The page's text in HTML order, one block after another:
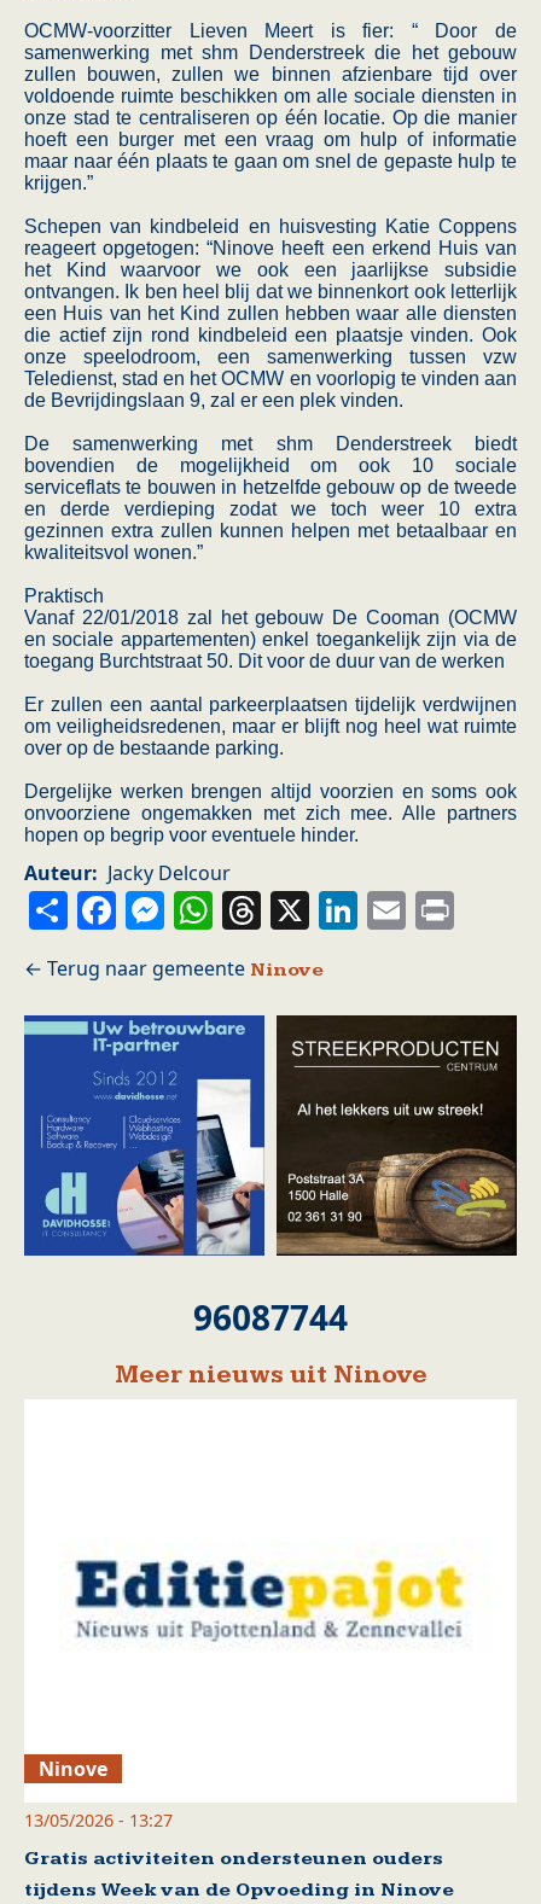
OCMW-voorzitter Lieven Meert is fier: “ Door de
samenwerking met shm Denderstreek die het gebouw
zullen bouwen, zullen we binnen afzienbare tijd over
voldoende ruimte beschikken om alle sociale diensten in
onze stad te centraliseren op één locatie. Op die manier
hoeft een burger met een vraag om hulp of informatie
maar naar één plaats te gaan om snel de gepaste hulp te
krijgen.”
Schepen van kindbeleid en huisvesting Katie Coppens
reageert opgetogen: “Ninove heeft een erkend Huis van
het Kind waarvoor we ook een jaarlijkse subsidie
ontvangen. Ik ben heel blij dat we binnenkort ook letterlijk
een Huis van het Kind zullen hebben waar alle diensten
die actief zijn rond kindbeleid een plaatsje vinden. Ook
onze speelodroom, een samenwerking tussen vzw
Teledienst, stad en het OCMW en voorlopig te vinden aan
de Bevrijdingslaan 9, zal er een plek vinden.
De samenwerking met shm Denderstreek biedt
bovendien de mogelijkheid om ook 10 sociale
serviceflats te bouwen in hetzelfde gebouw op de tweede
en derde verdieping zodat we toch weer 10 extra
gezinnen extra zullen kunnen helpen met betaalbaar en
kwaliteitsvol wonen.”
Praktisch
Vanaf 22/01/2018 zal het gebouw De Cooman (OCMW
en sociale appartementen) enkel toegankelijk zijn via de
toegang Burchtstraat 50. Dit voor de duur van de werken
Er zullen een aantal parkeerplaatsen tijdelijk verdwijnen
om veiligheidsredenen, maar er blijft nog heel wat ruimte
over op de bestaande parking.
Dergelijke werken brengen altijd voorzien en soms ook
onvoorziene ongemakken met zich mee. Alle partners
hopen op begrip voor eventuele hinder.
Auteur Jacky Delcour
ShareFacebook
Messenger
WhatsApp
Threads
X LinkedIn
Email
Ninove
96087744
Meer nieuws uit Ninove
Ninove
13/05/2026 - 13:27
Gratis activiteiten ondersteunen ouders
tijdens Week van de Opvoeding in Ninove